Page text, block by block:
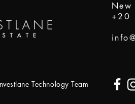
+20
Technology Team